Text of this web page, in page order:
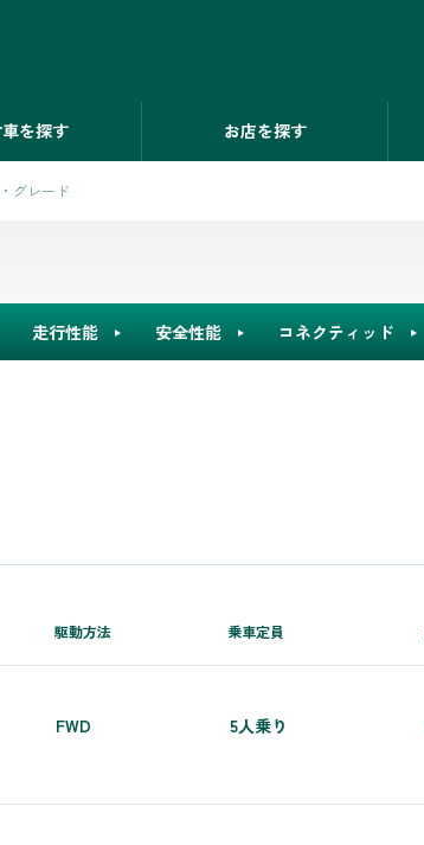
を探す お店を探す
グレード
走行性能 安全性能 コネクティッド
駆動方法 乗車定員
FWD 5人乗り